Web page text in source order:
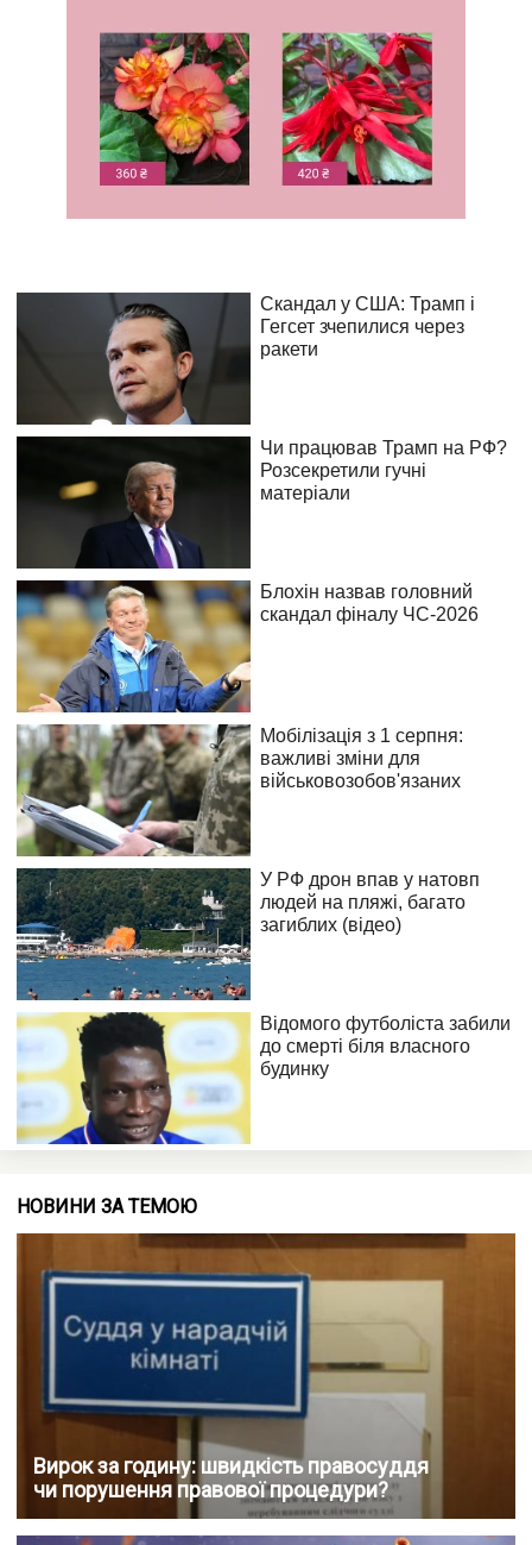
НОВИНИ ЗА ТЕМОЮ
Вирок за годину: швидкість правосуддя
чи порушення правової процедури?